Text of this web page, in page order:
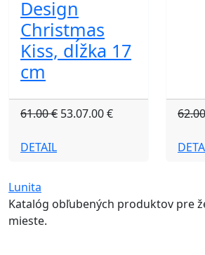
Design
Christmas
Kiss, dĺžka 17
cm
61.00 € 53.07.00 €
DETAIL
Lunita
Katalóg obľubených produktov pre
mieste.